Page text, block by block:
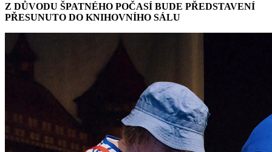
Z DŮVODU ŠPATNÉHO POČASÍ BUDE PŘEDSTAVENÍ
PŘESUNUTO DO KNIHOVNÍHO SÁLU